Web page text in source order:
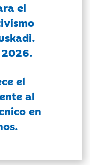
el
el
al
en